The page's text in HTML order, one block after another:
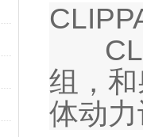
组，
体动